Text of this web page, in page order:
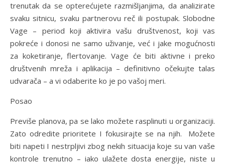
trenutak da se opterećujete razmišljanjima, da analizirate
svaku sitnicu, svaku partnerovu reč ili postupak. Slobodne
Vage – period koji aktivira vašu društvenost, koji vas
pokreće i donosi ne samo uživanje, već i jake mogućnosti
za koketiranje, flertovanje. Vage će biti aktivne i preko
društvenih mreža i aplikacija – definitivno očekujte talas
udvarača – a vi odaberite ko je po vašoj meri.
Posao
Previše planova, pa se lako možete rasplinuti u organizaciji.
Zato odredite prioritete I fokusirajte se na njih. Možete
biti napeti I nestrpljivi zbog nekih situacija koje su van vaše
kontrole trenutno – iako ulažete dosta energije, niste u